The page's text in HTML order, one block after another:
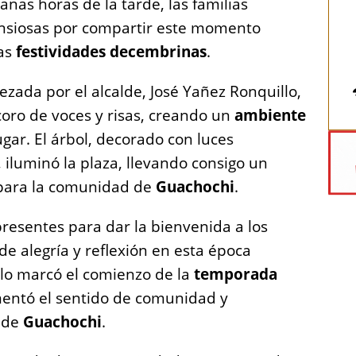
horas de la tarde, las familias
por compartir este momento
festividades decembrinas.
por el alcalde, José Yañez Ronquillo,
de voces y risas, creando un ambiente
El árbol, decorado con luces
la plaza, llevando consigo un
la comunidad de Guachochi.
para dar la bienvenida a los
alegría y reflexión en esta época
marcó el comienzo de la temporada
el sentido de comunidad y
Guachochi.